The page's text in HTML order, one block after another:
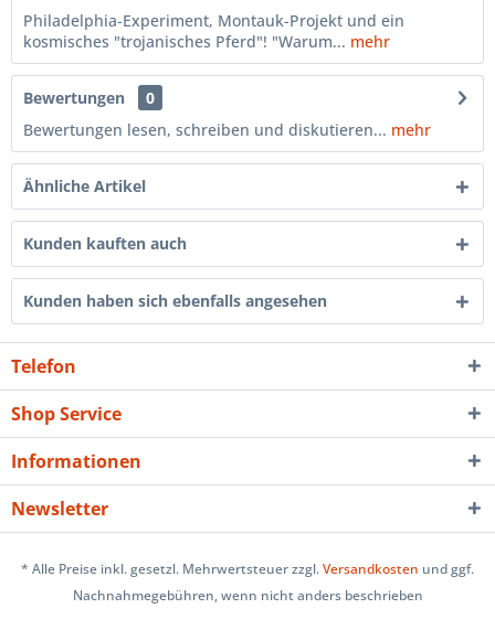
Philadelphia-Experiment, Montauk-Projekt und ein
kosmisches "trojanisches Pferd"! "Warum... mehr
Bewertungen
0
Bewertungen lesen, schreiben und diskutieren... mehr
Ähnliche Artikel
Kunden kauften auch
Kunden haben sich ebenfalls angesehen
Telefon
Shop Service
Informationen
Newsletter
* Alle Preise inkl. gesetzl. Mehrwertsteuer zzgl.Versandkosten und ggf.
Nachnahmegebühren, wenn nicht anders beschrieben